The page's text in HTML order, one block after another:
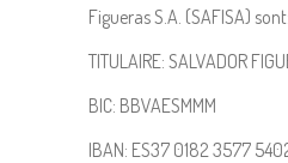
Figueras S.A. (SAFISA) sont:
TITULAIRE: SALVADOR
BIC: BBVAESMMM
IBAN: ES37 0182 3577